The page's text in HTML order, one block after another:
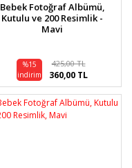
Bebek Fotoğraf Albümü,
Kutulu ve 200 Resimlik -
Mavi
%15
indirim
425,00 TL
360,00 TL